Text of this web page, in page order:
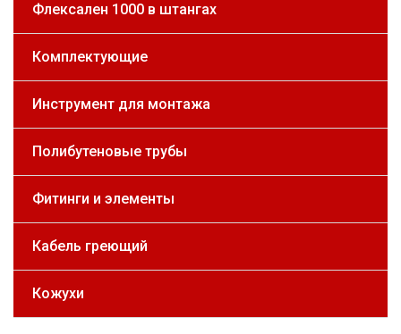
Флексален 1000 в штангах
Комплектующие
Инструмент для монтажа
Полибутеновые трубы
Фитинги и элементы
Кабель греющий
Кожухи